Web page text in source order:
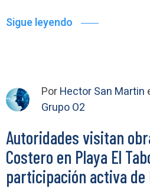
Sigue leyendo
PorHector San Martin
Grupo O2
Autoridades visitan
Costero en Playa El
participación activa de